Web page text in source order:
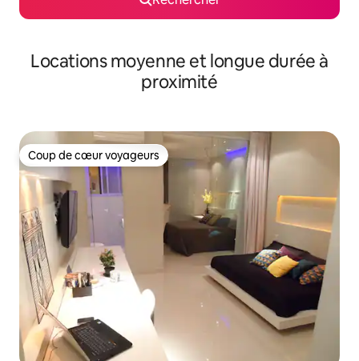
Locations moyenne et longue durée à
proximité
Coup de cœur voyageurs
Coup de cœur voyageurs